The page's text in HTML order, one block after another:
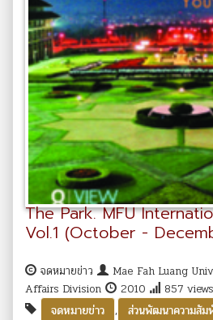
The Park. MFU
Vol.1 (October -
จดหมายข่าว
Mae Fah Luang
Affairs Division
2010
857 views
จดหมายข่าว
, ส่วนพัฒนาความสัม